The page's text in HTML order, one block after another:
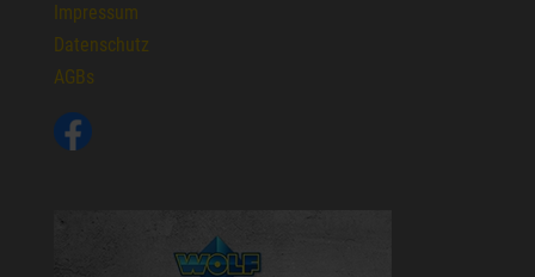
Impressum
Datenschutz
AGBs